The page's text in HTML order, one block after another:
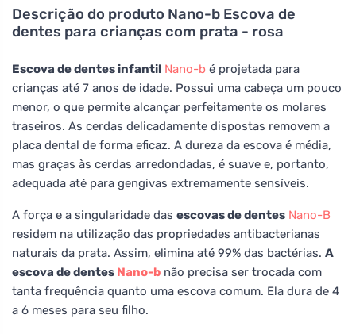
Descrição do produto Nano-b Escova de
dentes para crianças com prata - rosa
Escova de dentes infantil Nano-b é projetada para
crianças até 7 anos de idade. Possui uma cabeça um pouco
menor, o que permite alcançar perfeitamente os molares
traseiros. As cerdas delicadamente dispostas removem a
placa dental de forma eficaz. A dureza da escova é média,
mas graças às cerdas arredondadas, é suave e, portanto,
adequada até para gengivas extremamente sensíveis.
A força e a singularidade das escovas de dentes Nano-B
residem na utilização das propriedades antibacterianas
naturais da prata. Assim, elimina até 99% das bactérias. A
escova de dentes Nano-b não precisa ser trocada com
tanta frequência quanto uma escova comum. Ela dura de 4
a 6 meses para seu filho.